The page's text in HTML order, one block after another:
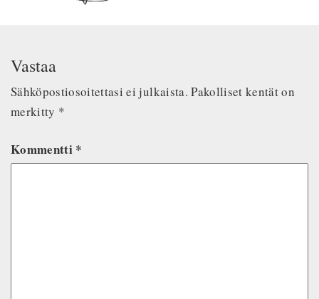
Vastaa
Sähköpostiosoitettasi ei julkaista. Pakolliset kentät on
merkitty *
Kommentti *